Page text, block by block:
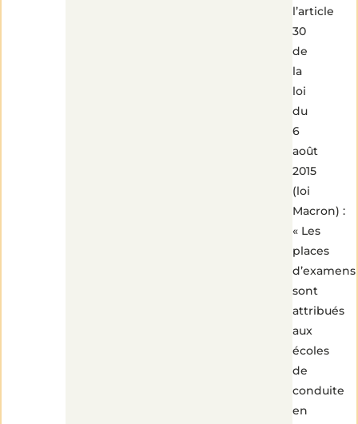
l’article
30
de
la
loi
du
6
août
2015
(loi
Macron) :
« Les
places
d’examens
sont
attribués
aux
écoles
de
conduite
en